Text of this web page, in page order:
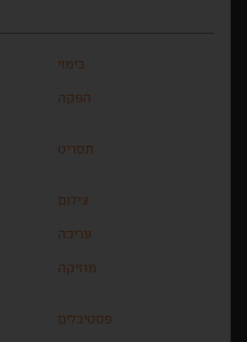
בימוי
הפקה
תסריט
צילום
עריכה
מוזיקה
פסטיבלים